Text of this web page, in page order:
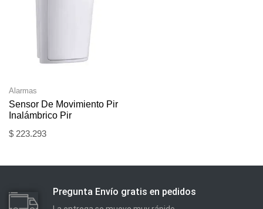
Alarmas
Sensor De Movimiento Pir
Inalámbrico Pir
$ 223.293
Pregunta Envío gratis en pedidos